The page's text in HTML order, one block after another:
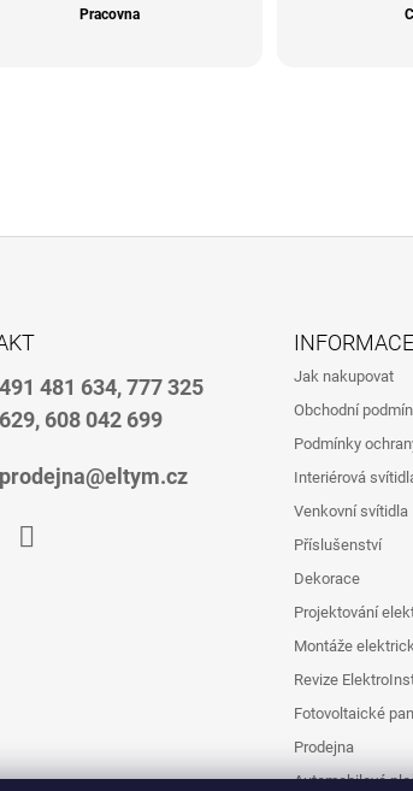
Pracovna
481 634, 777 325
608 042 699
Jak nakupovat
Obchodní
Podmínky
Interiérová
Venkovní svítidla
Příslušenství
Dekorace
Projektování
Montáže
Revize
Fotovoltaické
Prodejna
Automobilová